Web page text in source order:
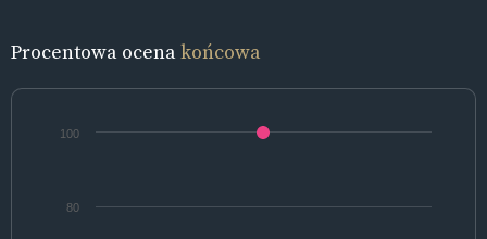
Procentowa ocenakońcowa
80
100